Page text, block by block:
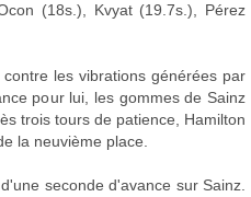
(18s.), Kvyat (19.7s.), Pérez
les vibrations générées par
pour lui, les gommes de Sainz
trois tours de patience, Hamilton
la neuvième place.
seconde d'avance sur Sainz.